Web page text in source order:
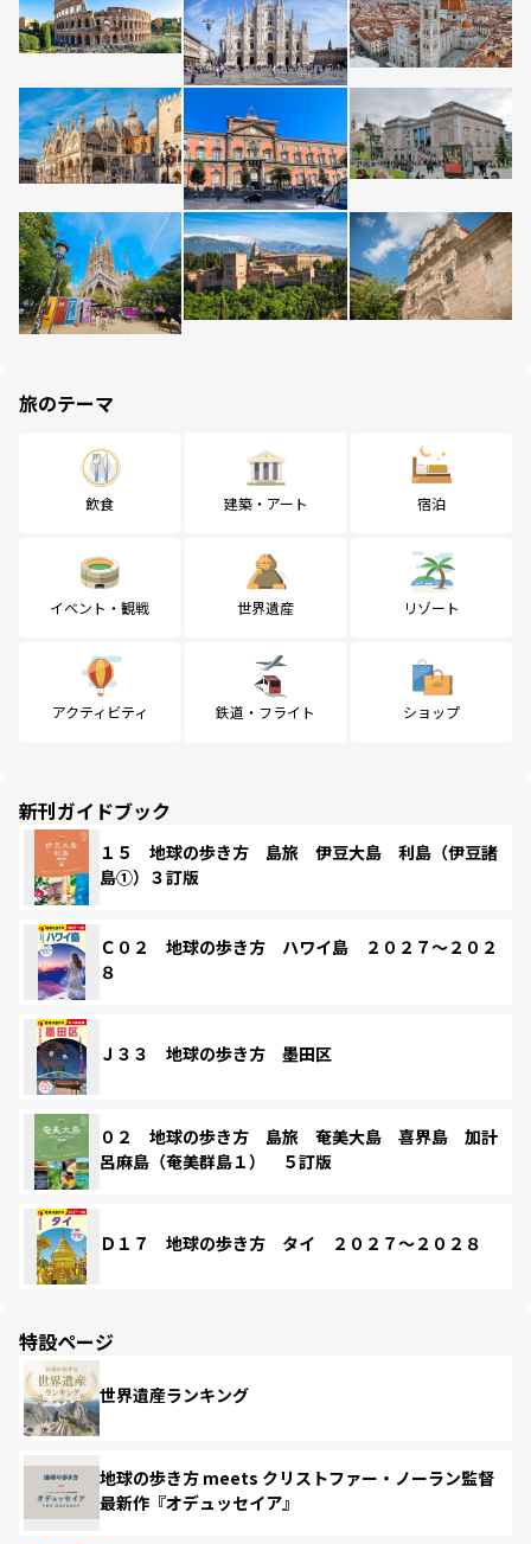
旅のテーマ
飲食 建築・アート 宿泊
イベント・観戦 世界遺産 リゾート
アクティビティ 鉄道・フライト ショップ
新刊ガイドブック
１５ 地球の歩き方 島旅 伊豆大島 利島（伊豆諸
島①）３訂版
Ｃ０２ 地球の歩き方 ハワイ島 ２０２７～２０２
８
Ｊ３３ 地球の歩き方 墨田区
０２ 地球の歩き方 島旅 奄美大島 喜界島 加計
呂麻島（奄美群島１） ５訂版
Ｄ１７ 地球の歩き方 タイ ２０２７～２０２８
特設ページ
世界遺産ランキング
地球の歩き方 meets クリストファー・ノーラン監督
最新作『オデュッセイア』